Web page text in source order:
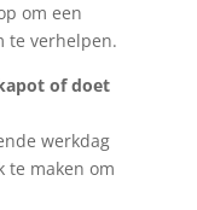
om een
te verhelpen.
of doet
werkdag
te maken om